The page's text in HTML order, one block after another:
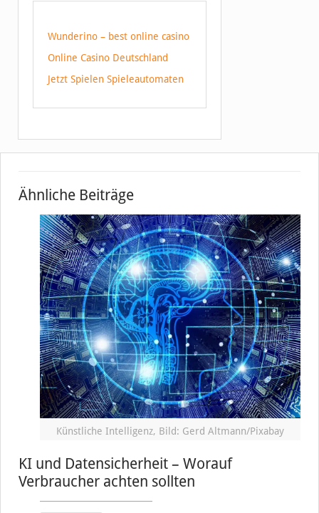
Wunderino – best online casino
Online Casino Deutschland
Jetzt Spielen Spieleautomaten
Ähnliche Beiträge
Künstliche Intelligenz, Bild: Gerd Altmann/Pixabay
KI und Datensicherheit – Worauf
Verbraucher achten sollten